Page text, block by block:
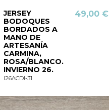
JERSEY
BODOQUES
BORDADOS A
MANO DE
ARTESANÍA
CARMINA,
ROSA/BLANCO.
INVIERNO 26.
I26ACDI-31
49,00 €